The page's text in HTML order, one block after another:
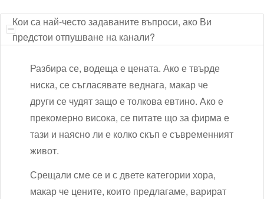
Кои са най-често задаваните въпроси, ако Ви
предстои отпушване на канали?
Разбира се, водеща е цената. Ако е твърде
ниска, се съгласявате веднага, макар че
други се чудят защо е толкова евтино. Ако е
прекомерно висока, се питате що за фирма е
тази и наясно ли е колко скъп е съвременният
живот.
Срещали сме се и с двете категории хора,
макар че цените, които предлагаме, варират